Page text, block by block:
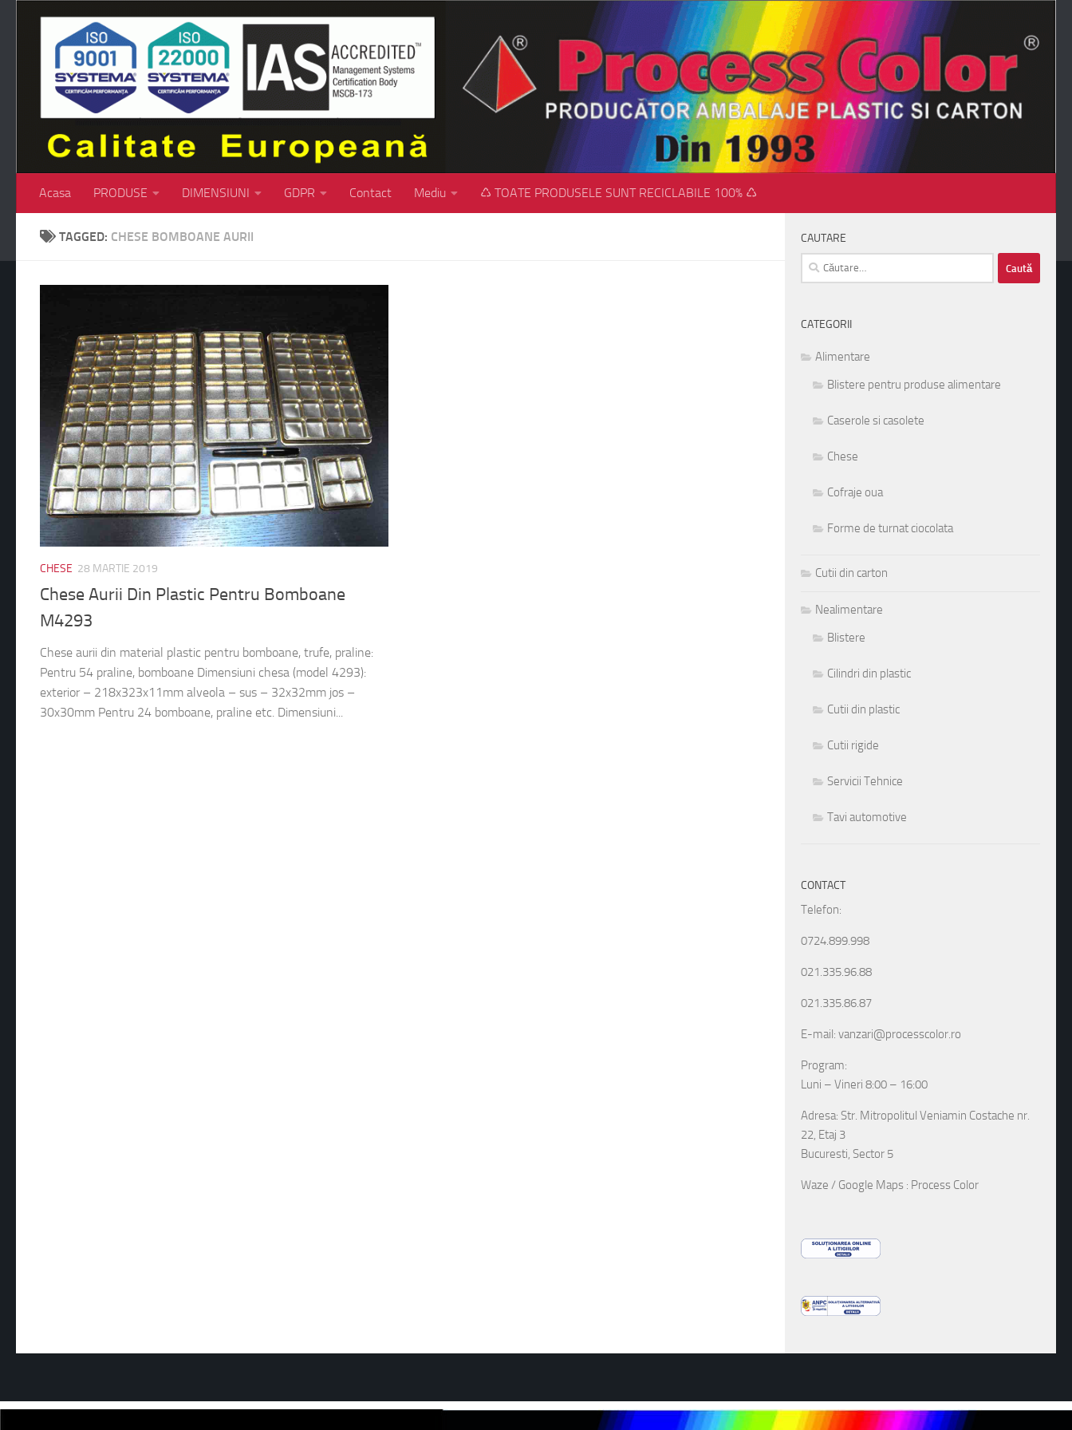
Skip to content
Acasa PRODUSE DIMENSIUNI GDPR Contact Mediu ♺ TOATE PRODUSELE SUNT RECICLABILE 100% ♺
TAGGED: CHESE BOMBOANE AURII
CHESE 28 MARTIE 2019
Chese Aurii Din Plastic Pentru Bomboane
M4293
Chese aurii din material plastic pentru bomboane, trufe, praline:
Pentru 54 praline, bomboane Dimensiuni chesa (model 4293):
exterior – 218x323x11mm alveola – sus – 32x32mm jos –
30x30mm Pentru 24 bomboane, praline etc. Dimensiuni...
CAUTARE
Caută
după:
CATEGORII
Alimentare
Blistere pentru produse alimentare
Caserole si casolete
Chese
Cofraje oua
Forme de turnat ciocolata
Cutii din carton
Nealimentare
Blistere
Cilindri din plastic
Cutii din plastic
Cutii rigide
Servicii Tehnice
Tavi automotive
CONTACT
Telefon:
0724.899.998
021.335.96.88
021.335.86.87
E-mail: vanzari@processcolor.ro
Program:
Luni – Vineri 8:00 – 16:00
Adresa: Str. Mitropolitul Veniamin Costache nr.
22, Etaj 3
Bucuresti, Sector 5
Waze / Google Maps : Process Color